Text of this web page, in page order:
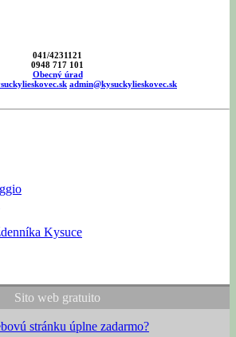
041/4231121
0948 717 101
Obecný úrad
admin@kysuckylieskovec.sk
Kysuce
Sito web gratuito